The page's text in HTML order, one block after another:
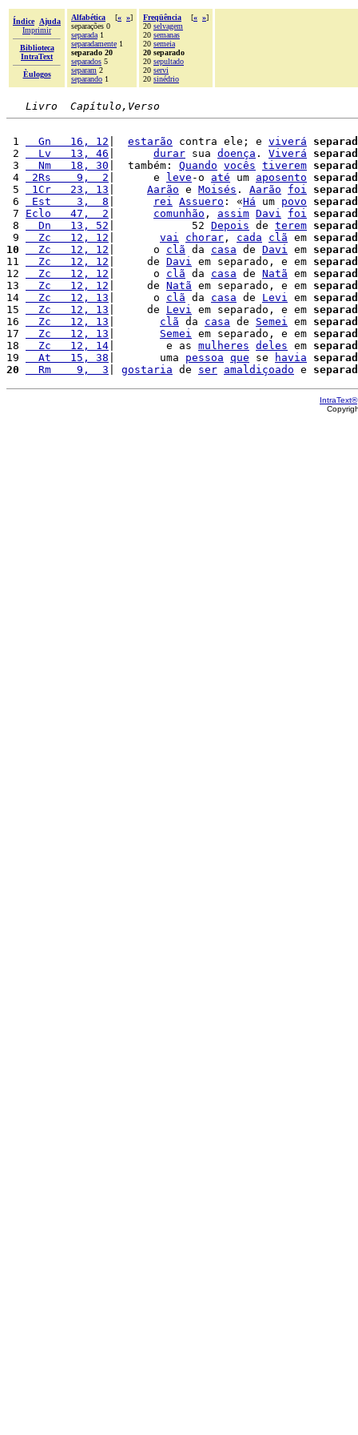
Índice
Ajuda
Imprimir
Biblioteca
IntraText
Èulogos
Alfabética [« »]
separações 0
separada 1
separadamente 1
separado 20
separados 5
separam 2
separando 1
Freqüência [« »]
20 selvagem
20 semanas
20 semeia
20 separado
20 sepultado
20 servi
20 sinédrio
Livro  Capítulo,Verso
1
  Gn   16, 12
estarão contra ele; e viverá
2
  Lv   13, 46
durar sua doença . Viverá
3
  Nm   18, 30
|  também: Quando vocês tiverem
4
2Rs    9,  2 |      e leve -o até um aposento
5
1Cr   23, 13 Aarão e Moisés . Aarão foi
6
Est    3,  8 rei Assuero : «Há um povo
7 Eclo   47,  2 comunhão , assim Davi foi
8
  Dn   13, 52
|            52 Depois de terem
9
  Zc   12, 12
vai chorar , cada clã em
10
  Zc   12, 12
|      o clã da casa de Davi em
11
  Zc   12, 12
|     de Davi em separado, e em
12
  Zc   12, 12
|      o clã da casa de Natã em
13
  Zc   12, 12
|     de Natã em separado, e em
14
  Zc   12, 13
|      o clã da casa de Levi em
15
  Zc   12, 13
|     de Levi em separado, e em
16
  Zc   12, 13
clã da casa de Semei em
17
  Zc   12, 13
Semei em separado, e em
18
  Zc   12, 14
|        e as mulheres deles em
19
  At   15, 38
|       uma pessoa que se havia
20
  Rm    9,  3
gostaria de ser amaldiçoado e
IntraText®